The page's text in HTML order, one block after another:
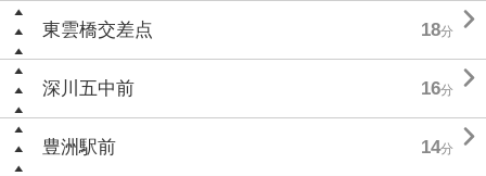
東雲橋交差点 18分 
深川五中前 16分 
豊洲駅前 14分 